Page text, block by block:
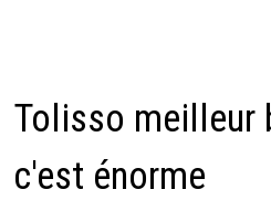
Tolisso meilleur
c'est énorme